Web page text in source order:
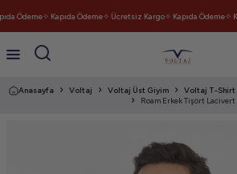
Ödeme✧ Kapıda Ödeme✧ Ücretsiz Kargo✧ Kapıda Ödeme✧
Anasayfa Voltaj Voltaj Üst Giyim Voltaj T-Shirt
Roam Erkek Tişört Lacivert